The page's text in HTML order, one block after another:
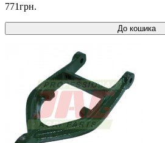
771грн.
До кошика